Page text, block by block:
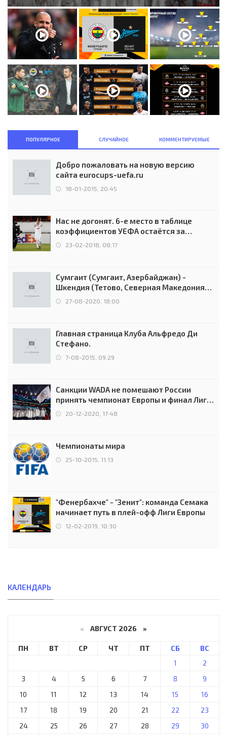
ПОПУЛЯРНОЕ СЛУЧАЙНОЕ КОММЕНТИРУЕМЫЕ
Добро пожаловать на новую версию
сайта eurocups-uefa.ru
18-01-2015, 20:45
Нас не догонят. 6-е место в таблице
коэффициентов УЕФА остаётся за
Россией
23-02-2018, 08:17
Сумгаит (Сумгаит, Азербайджан) -
Шкендия (Тетово, Северная Македония) -
0:2 (0:0)
27-08-2020, 18:00
Главная страница Клуба Альфредо Ди
Стефано.
7-08-2015, 09:29
Санкции WADA не помешают России
принять чемпионат Европы и финал Лиги
чемпионов.
20-12-2020, 17:48
Чемпионаты мира
25-10-2015, 11:13
"Фенербахче" - "Зенит": команда Семака
начинает путь в плей-офф Лиги Европы
12-02-2019, 10:30
КАЛЕНДАРЬ
« АВГУСТ 2026 »
ПН ВТ СР ЧТ ПТ СБ
ВС
1
2
3
4 5 6 7 8
9
10
11 12 13 14 15
16
17
18 19 20 21 22
23
24
25 26 27 28 29
30